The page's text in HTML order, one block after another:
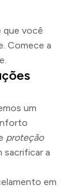
que você
Comece a
um
proteção
sacrificar a
em